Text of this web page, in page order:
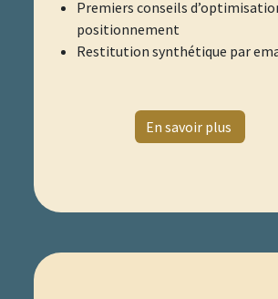
Premiers conseils
positionnement
Restitution synthétique par
En savoir plus